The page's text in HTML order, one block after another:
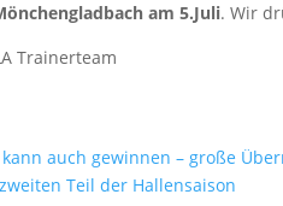
am 5.Juli. Wir
Trainerteam